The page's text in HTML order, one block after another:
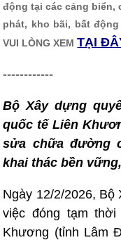
động tại các cảng biển,
phát, kho bãi, bất
VUI LÒNG XEM TẠI
------------
Bộ Xây dựng
quốc tế Liên
sửa chữa đường
khai thác bền
Ngày 12/2/2026, Bộ
việc đóng tạm
Khương (tỉnh Lâm